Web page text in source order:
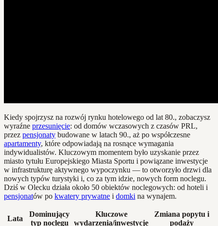
Kiedy spojrzysz na rozwój rynku hotelowego od lat 80., zobaczysz
wyraźne przesunięcie: od domów wczasowych z czasów PRL,
przez pensjonaty budowane w latach 90., aż po współczesne
apartamenty, które odpowiadają na rosnące wymagania
indywidualistów. Kluczowym momentem było uzyskanie przez
miasto tytułu Europejskiego Miasta Sportu i powiązane inwestycje
w infrastrukturę aktywnego wypoczynku — to otworzyło drzwi dla
nowych typów turystyki i, co za tym idzie, nowych form noclegu.
Dziś w Olecku działa około 50 obiektów noclegowych: od hoteli i
pensjonatów po kwatery prywatne i domki na wynajem.
Lata
Dominujący
typ noclegu
Kluczowe
wydarzenia/inwestycje
Zmiana popytu i
podaży